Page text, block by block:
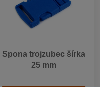
Spona trojzubec šírka
25 mm